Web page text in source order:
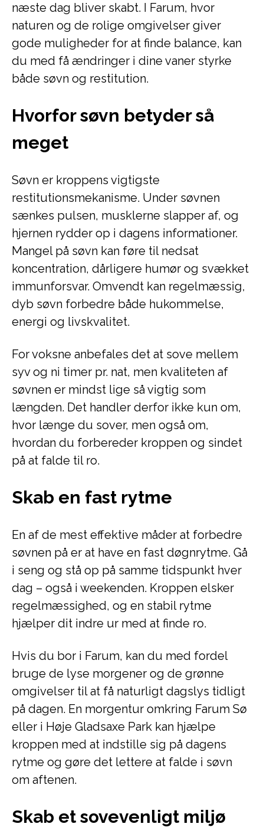
næste dag bliver skabt. I Farum, hvor
naturen og de rolige omgivelser giver
gode muligheder for at finde balance, kan
du med få ændringer i dine vaner styrke
både søvn og restitution.
Hvorfor søvn betyder så
meget
Søvn er kroppens vigtigste
restitutionsmekanisme. Under søvnen
sænkes pulsen, musklerne slapper af, og
hjernen rydder op i dagens informationer.
Mangel på søvn kan føre til nedsat
koncentration, dårligere humør og svækket
immunforsvar. Omvendt kan regelmæssig,
dyb søvn forbedre både hukommelse,
energi og livskvalitet.
For voksne anbefales det at sove mellem
syv og ni timer pr. nat, men kvaliteten af
søvnen er mindst lige så vigtig som
længden. Det handler derfor ikke kun om,
hvor længe du sover, men også om,
hvordan du forbereder kroppen og sindet
på at falde til ro.
Skab en fast rytme
En af de mest effektive måder at forbedre
søvnen på er at have en fast døgnrytme. Gå
i seng og stå op på samme tidspunkt hver
dag – også i weekenden. Kroppen elsker
regelmæssighed, og en stabil rytme
hjælper dit indre ur med at finde ro.
Hvis du bor i Farum, kan du med fordel
bruge de lyse morgener og de grønne
omgivelser til at få naturligt dagslys tidligt
på dagen. En morgentur omkring Farum Sø
eller i Høje Gladsaxe Park kan hjælpe
kroppen med at indstille sig på dagens
rytme og gøre det lettere at falde i søvn
om aftenen.
Skab et sovevenligt miljø